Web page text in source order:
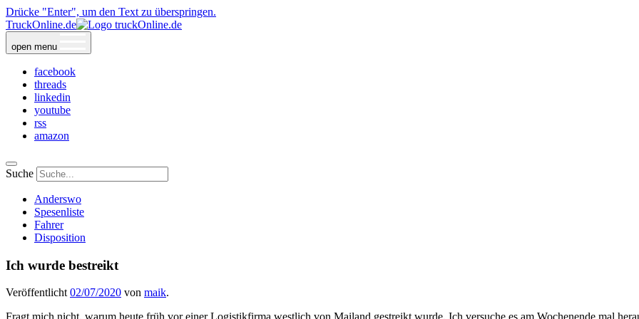
Drücke "Enter", um den Text zu überspringen.
TruckOnline.de
open menu
facebook
threads
linkedin
youtube
rss
amazon
Suche
Anderswo
Spesenliste
Fahrer
Disposition
Ich wurde bestreikt
Veröffentlicht02/07/2020 von maik.